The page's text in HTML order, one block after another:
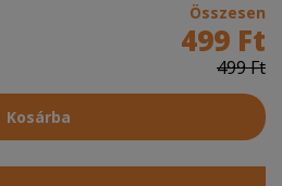
Összesen
499 Ft
499 Ft
Kosárba